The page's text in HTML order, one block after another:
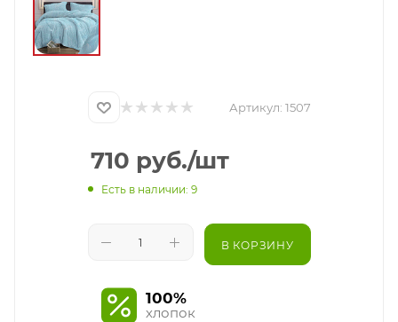
Артикул: 1507
710 руб./шт
Есть в наличии: 9
В КОРЗИНУ
100%
хлопок